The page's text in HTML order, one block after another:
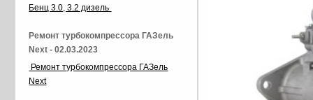
Бенц 3.0, 3.2 дизель
Ремонт турбокомпрессора ГАЗель
Next - 02.03.2023
Ремонт турбокомпрессора ГАЗель
Next